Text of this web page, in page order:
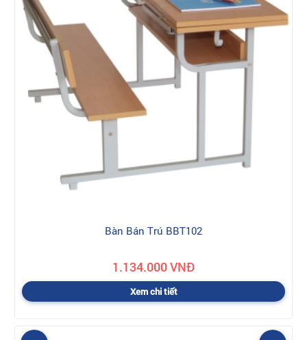
Bàn Bán Trú BBT102
1.134.000 VNĐ
Xem chi tiết